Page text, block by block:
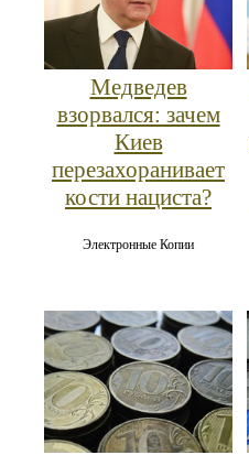
Медведев
взорвался: зачем
Киев
перезахоранивает
кости нациста?
Электронные Копии